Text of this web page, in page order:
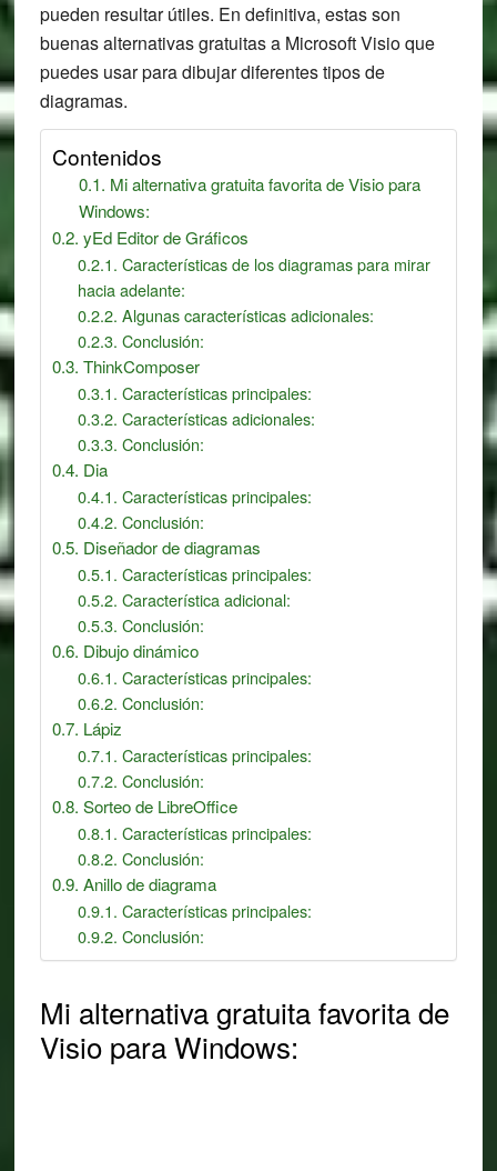
pueden resultar útiles. En definitiva, estas son
buenas alternativas gratuitas a Microsoft Visio que
puedes usar para dibujar diferentes tipos de
diagramas.
Contenidos
Mi alternativa gratuita favorita de Visio para
Windows:
yEd Editor de Gráficos
Características de los diagramas para mirar
hacia adelante:
Algunas características adicionales:
Conclusión:
ThinkComposer
Características principales:
Características adicionales:
Conclusión:
Dia
Características principales:
Conclusión:
Diseñador de diagramas
Características principales:
Característica adicional:
Conclusión:
Dibujo dinámico
Características principales:
Conclusión:
Lápiz
Características principales:
Conclusión:
Sorteo de LibreOffice
Características principales:
Conclusión:
Anillo de diagrama
Características principales:
Conclusión:
Mi alternativa gratuita favorita de
Visio para Windows: